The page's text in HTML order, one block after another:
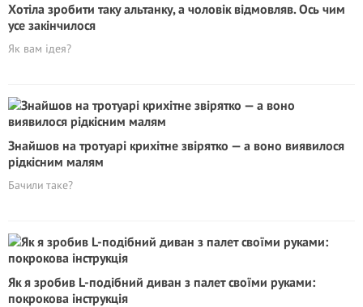
Хотіла зробити таку альтанку, а чоловік відмовляв. Ось чим
усе закінчилося
Як вам ідея?
Знайшов на тротуарі крихітне звірятко — а воно виявилося
рідкісним малям
Бачили таке?
Як я зробив L-подібний диван з палет своїми руками:
покрокова інструкція